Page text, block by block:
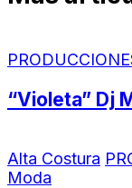
“Violeta” Dj
Alta Costura
Moda